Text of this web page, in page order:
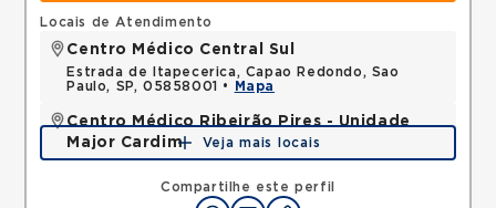
Compartilhe este perfil
Locais de Atendimento
Centro Médico Central Sul
Estrada de Itapecerica, Capao Redondo, Sao
Paulo, SP, 05858001 •
Mapa
Centro Médico Ribeirão Pires - Unidade
Major Cardim
Rua Major Cardim, Suissa, Ribeirao Pires, SP,
Mapa
Veja mais locais